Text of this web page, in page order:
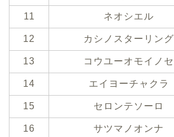
11 ネオシエル
12 カシノスターリング
13 コウユーオモイノセ
14 エイヨーチャクラ
15 セロンテソーロ
16 サツマノオンナ